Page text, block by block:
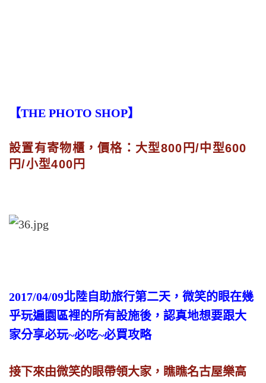
【THE PHOTO SHOP】
設置有寄物櫃，價格：大型800円/中型600
円/小型400円
2017/04/09北陸自助旅行第二天，微笑的眼在幾
乎玩遍園區裡的所有設施後，認真地想要跟大
家分享必玩~必吃~必買攻略
接下來由微笑的眼帶領大家，瞧瞧名古屋樂高